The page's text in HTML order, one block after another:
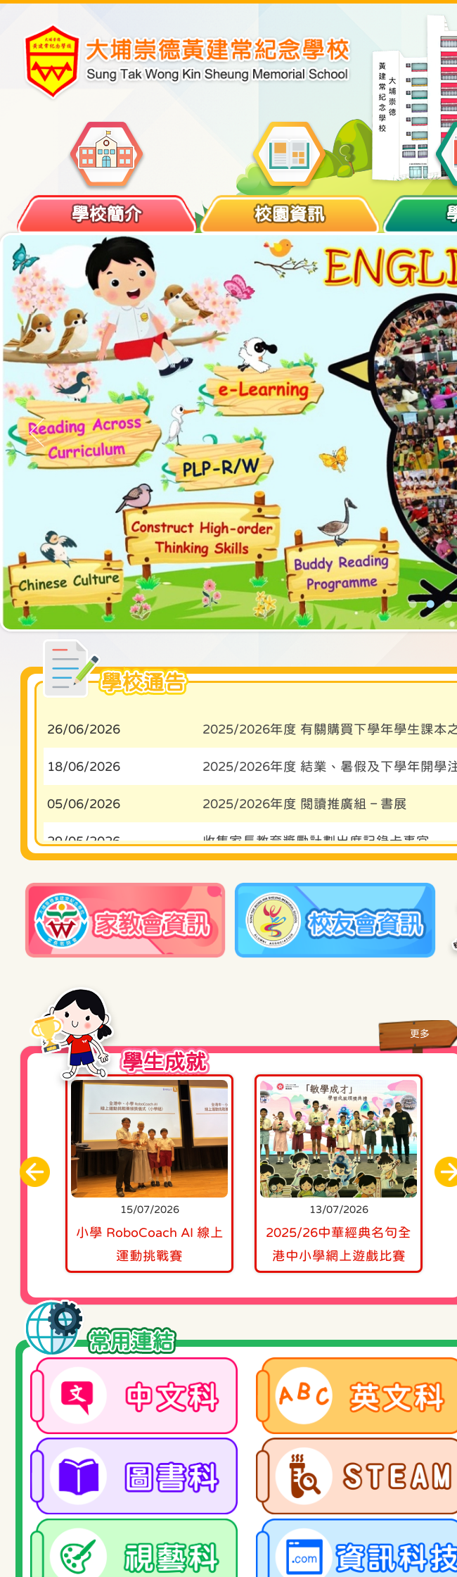
學校簡介 校園資訊
學校通告
26/06/2026 2025/2026年度 有關購買下學年學生課本
18/06/2026 2025/2026年度 結業、暑假及下學年開學
05/06/2026 2025/2026年度 閱讀推廣組 – 書展
29/05/2026 收集家長教育獎勵計劃出席記錄卡事宜
2025/2026年度 下學期一至五年級學期評
08/05/2026 2025/2026年度「拍攝學生相片」服務事宜
2025/2026年度「腦有所用超強記憶法」家
10/04/2026
27/03/2026 2025/2026年度「英默生字拼讀串字記憶
20/03/2026 2025/2026年度 下學期 家長日
20/03/2026
2025/2026年度 「感恩有你‧展翅高飛」開
藝show
20/03/2026 2025/2026年度 開放日 —「感恩有你．展
13/03/2026 2025/2026年度 下學期 回收及義賣活動
06/03/2026 2025/2026年級 更換夏季校服
27/02/2026 2025/2026年度 家長教師會及校友會 親子
27/02/2026
期評估
11/02/2026 2025/2026年度「為何孩子總是機不離手」
30/01/2026 2025/2026 年度 有關【推動校園健康飲食
30/01/2026 2025/2026年度 下學期 有關課外活動安排(
30/01/2026 2025/2026年度 下學期 免費功課輔導班
學生成就
更多
15/07/2026
小學 RoboCoach AI 線上
運動挑戰賽
13/07/2026
2025/26中華經典名句全
港中小學網上遊戲比賽
2025/2026 賽馬會
JCGoAI 專業交流計劃
2526第二次全校清
常用連結